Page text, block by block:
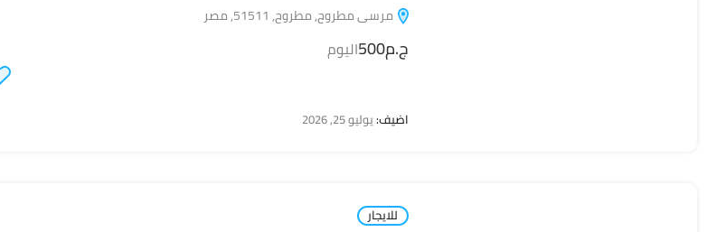
مرسى مطروح, مطروح, 51511, مصر
ج.م500 اليوم
اضيف:يوليو 25, 2026
للايجار